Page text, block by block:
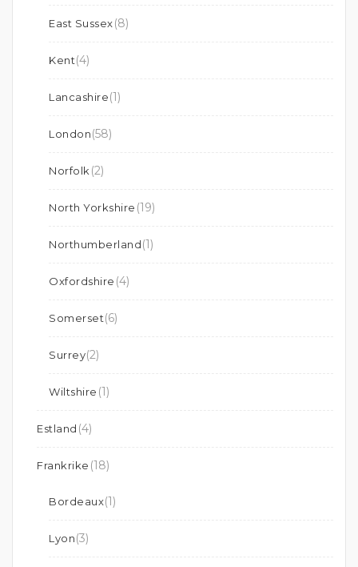
East Sussex(8)
Kent(4)
Lancashire(1)
London(58)
Norfolk(2)
North Yorkshire (19)
Northumberland(1)
Oxfordshire (4)
Somerset(6)
Surrey(2)
Wiltshire (1)
Estland (4)
Frankrike (18)
Bordeaux(1)
Lyon(3)